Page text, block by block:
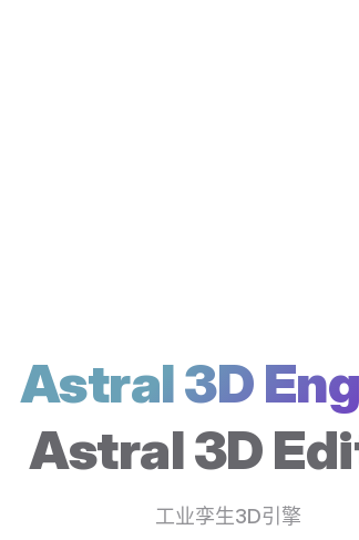
Astral 3D
Astral 3D
工业孪生3D引擎